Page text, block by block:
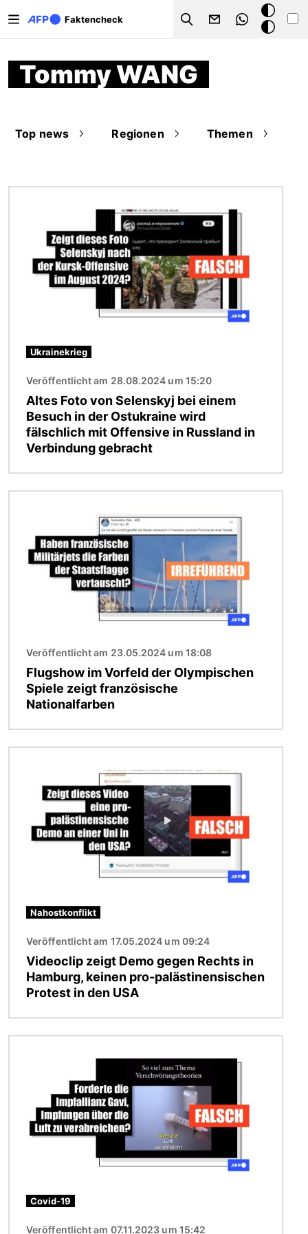
Faktencheck
Search
Dark
Mode
Tommy WANG
Top news Regionen Themen
Ukrainekrieg
Veröffentlicht am 28.08.2024 um 15:20
Altes Foto von Selenskyj bei einem
Besuch in der Ostukraine wird
fälschlich mit Offensive in Russland in
Verbindung gebracht
Veröffentlicht am 23.05.2024 um 18:08
Flugshow im Vorfeld der Olympischen
Spiele zeigt französische
Nationalfarben
Nahostkonflikt
Veröffentlicht am 17.05.2024 um 09:24
Videoclip zeigt Demo gegen Rechts in
Hamburg, keinen pro-palästinensischen
Protest in den USA
Covid-19
Veröffentlicht am 07.11.2023 um 15:42